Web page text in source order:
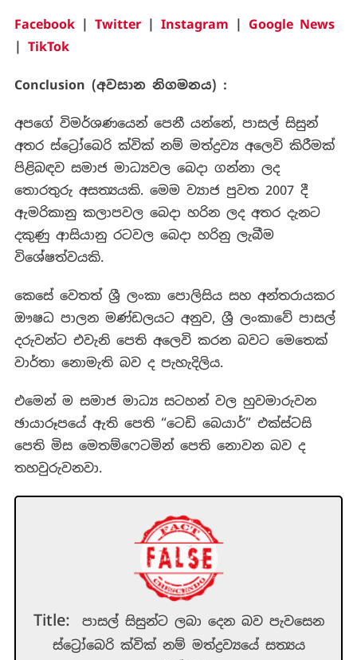
Facebook| Twitter| Instagram | Google News
| TikTok
Conclusion (අවසාන නිගමනය) :
අපගේ විමර්ශණයෙන් පෙනී යන්නේ, පාසල් සිසුන්
අතර ස්ට්‍රෝබෙරි ක්වික් නම් මත්ද්‍රව්‍ය අලෙවි කිරීමක්
පිළිබඳව සමාජ මාධ්‍යවල බෙදා ගන්නා ලද
තොරතුරු අසත්‍යයකි. මෙම ව්‍යාජ පුවත 2007 දී
ඇමරිකානු කලාපවල බෙදා හරින ලද අතර දැනට
දකුණු ආසියානු රටවල බෙදා හරිනු ලැබීම
විශේෂත්වයකි.
කෙසේ වෙතත් ශ්‍රී ලංකා පොලිසිය සහ අන්තරායකර
ඖෂධ පාලන මණ්ඩලයට අනුව, ශ්‍රී ලංකාවේ පාසල්
දරුවන්ට එවැනි පෙති අලෙවි කරන බවට මෙතෙක්
වාර්තා නොමැති බව ද පැහැදිලිය.
එමෙන් ම සමාජ මාධ්‍ය සටහන් වල හුවමාරුවන
ඡායාරූපයේ ඇති පෙති “ටෙඩි බෙයාර්” එක්ස්ටසි
පෙති මිස මෙතම්ෆෙටමින් පෙති නොවන බව ද
තහවුරුවනවා.
Title:
පාසල් සිසුන්ට ලබා දෙන බව පැවසෙන
ස්ට්‍රෝබෙරි ක්වික් නම් මත්ද්‍රව්‍යයේ සත්‍යය